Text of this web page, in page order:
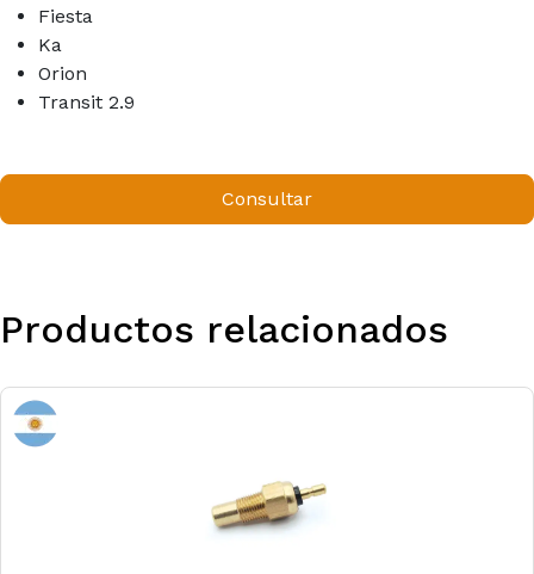
Fiesta
Ka
Orion
Transit 2.9
Consultar
Productos relacionados